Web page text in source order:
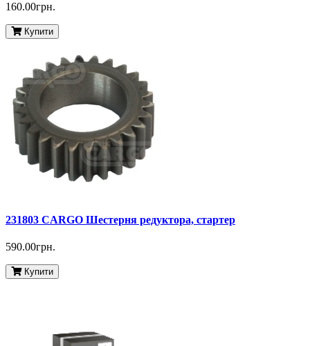
160.00грн.
Купити
231803 CARGO Шестерня редуктора, стартер
590.00грн.
Купити